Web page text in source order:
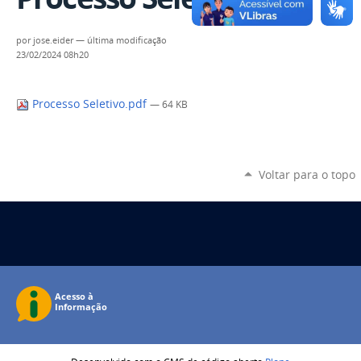
por jose.eider— última modificação
23/02/2024 08h20
Processo Seletivo.pdf — 64 KB
Voltar para o topo